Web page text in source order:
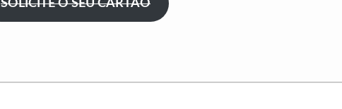
SOLICITE O SEU CARTÃO